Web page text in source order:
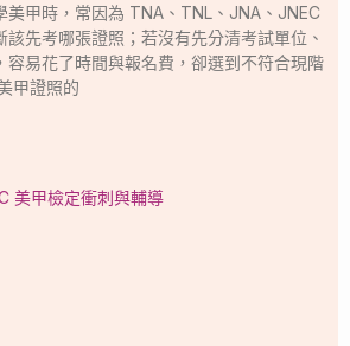
美甲時，常因為 TNA、TNL、JNA、JNEC
先考哪張證照；若沒有先分清考試單位、
容易花了時間與報名費，卻選到不符合現階
甲證照的